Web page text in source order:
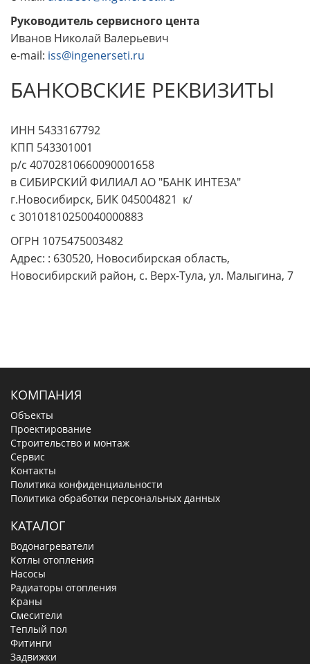
Руководитель сервисного цента
Иванов Николай Валерьевич
e-mail: iss@ingenerseti.ru
БАНКОВСКИЕ РЕКВИЗИТЫ
ИНН 5433167792
КПП 543301001
р/с 40702810660090001658
в СИБИРСКИЙ ФИЛИАЛ АО "БАНК ИНТЕЗА"
г.Новосибирск, БИК 045004821 к/
с 30101810250040000883
ОГРН 1075475003482
Адрес: : 630520, Новосибирская область,
Новосибирский район, с. Верх-Тула, ул. Малыгина, 7
КОМПАНИЯ
Объекты
Проектирование
Строительство и монтаж
Сервис
Контакты
Политика конфиденциальности
Политика обработки персональных данных
КАТАЛОГ
Водонагреватели
Котлы отопления
Насосы
Радиаторы отопления
Краны
Смесители
Теплый пол
Фитинги
Задвижки